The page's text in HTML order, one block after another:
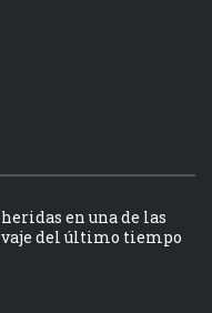
en una de las
del último tiempo